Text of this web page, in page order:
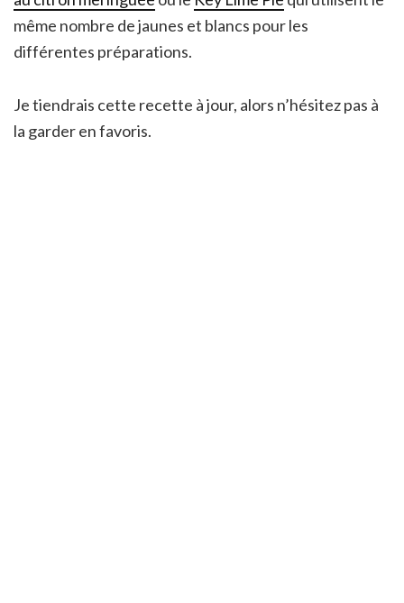
même nombre de jaunes et blancs pour les
différentes préparations.
Je tiendrais cette recette à jour, alors n’hésitez pas à
la garder en favoris.